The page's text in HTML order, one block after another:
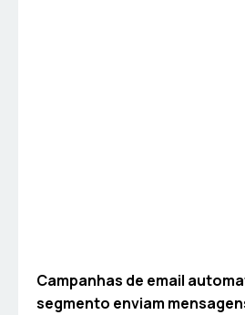
Campanhas de email
segmento enviam